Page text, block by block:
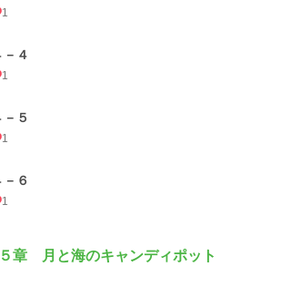
1
－４
1
－５
1
－６
1
章 月と海のキャンディポット